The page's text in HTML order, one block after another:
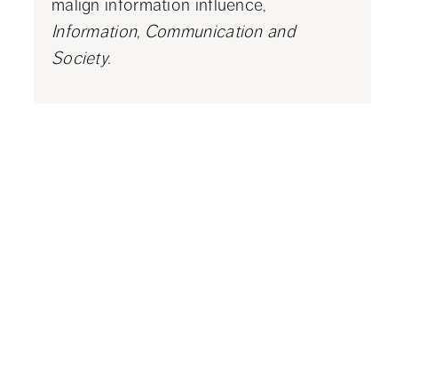
Information, Communication and
Society.